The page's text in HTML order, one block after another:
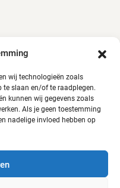
wij technologieën zoals
slaan en/of te raadplegen.
kunnen wij gegevens zoals
Als je geen toestemming
nadelige invloed hebben op